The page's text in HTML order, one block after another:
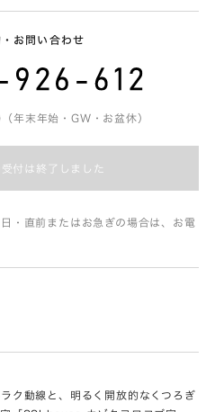
お問い合わせ
年末年始・GW・お盆休）
付は終了しました
・直前またはお急ぎの場合は、お電
ク動線と、明るく開放的なくつろぎ